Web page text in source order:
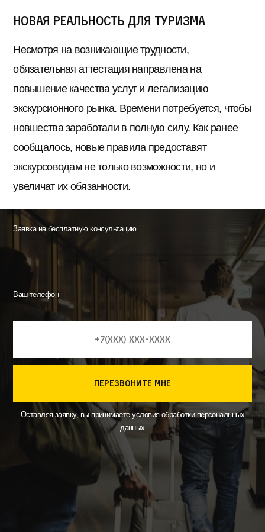
Новая реальность для туризма
Несмотря на возникающие трудности,
обязательная аттестация направлена на
повышение качества услуг и легализацию
экскурсионного рынка. Времени потребуется, чтобы
новшества заработали в полную силу. Как ранее
сообщалось, новые правила предоставят
экскурсоводам не только возможности, но и
увеличат их обязанности.
Заявка на бесплатную консультацию
Ваш телефон
перезвоните мне
Оставляя заявку, вы принимаетеусловияобработки персональных
данных